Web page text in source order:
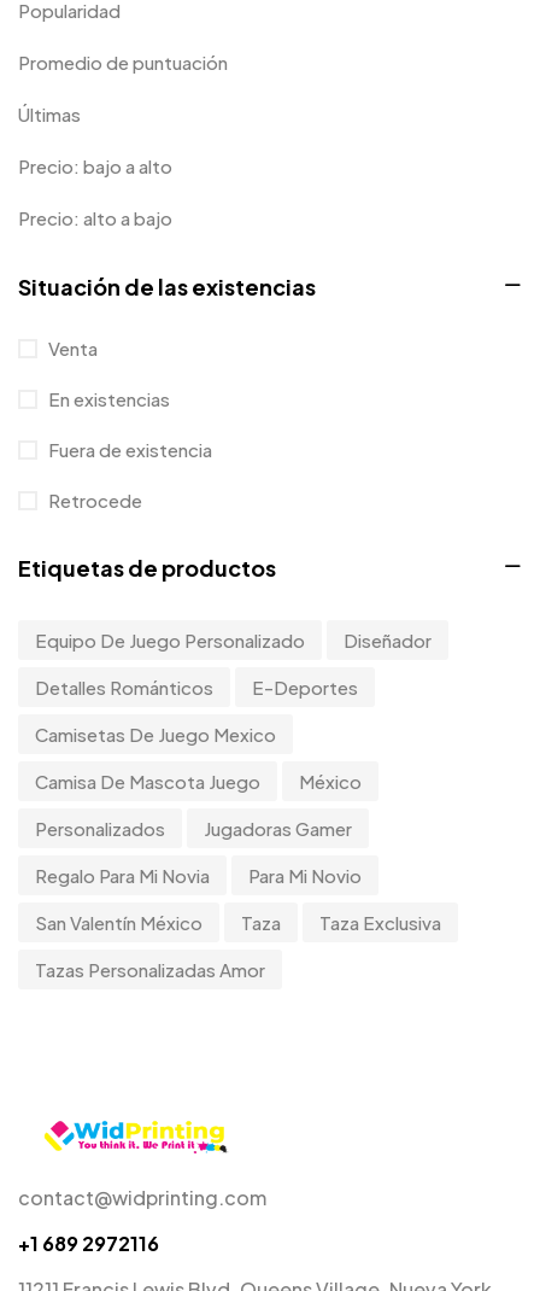
Uncategorized
Uncategorized
Mujeres
Popularidad
Promedio de puntuación
Últimas
Precio: bajo a alto
Precio: alto a bajo
Situación de las existencias
Venta
En existencias
Fuera de existencia
Retrocede
Etiquetas de productos
Equipo De Juego Personalizado Diseñador
Detalles Románticos E-Deportes
Camisetas De Juego Mexico
Camisa De Mascota Juego México
Personalizados Jugadoras Gamer
Regalo Para Mi Novia Para Mi Novio
San Valentín México Taza Taza Exclusiva
Tazas Personalizadas Amor
contact@widprinting.com
+1 689 2972116